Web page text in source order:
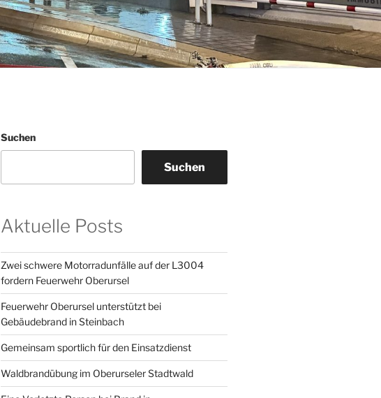
Suchen
Suchen
Aktuelle Posts
Zwei schwere Motorradunfälle auf der L3004
fordern Feuerwehr Oberursel
Feuerwehr Oberursel unterstützt bei
Gebäudebrand in Steinbach
Gemeinsam sportlich für den Einsatzdienst
Waldbrandübung im Oberurseler Stadtwald